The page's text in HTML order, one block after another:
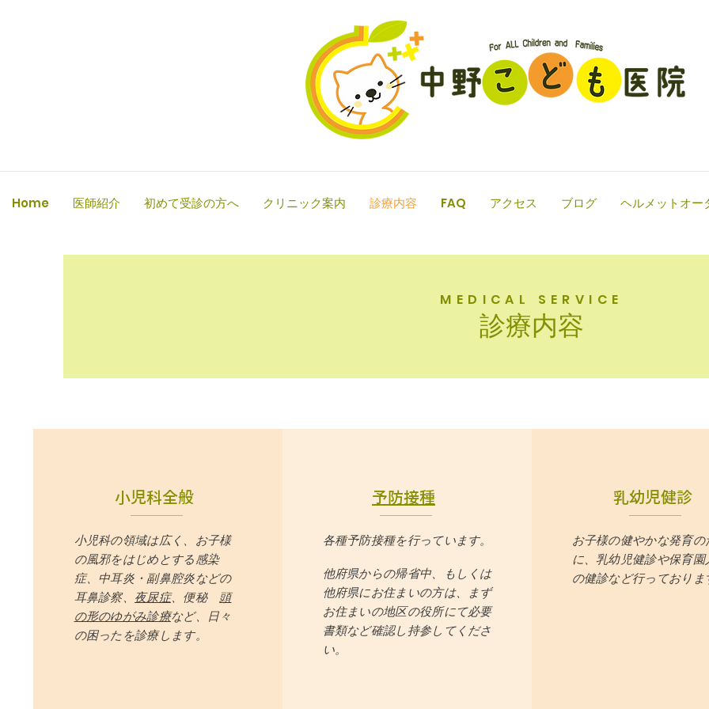
Home 医師紹介 初めて受診の方へ クリニック案内 診療内容 FAQ アクセス ブログ ヘルメットオー
MEDICAL SERVICE
​診療内容
小児科全般
小児科の領域は広く、お子様
の風邪をはじめとする感染
症、中耳炎・副鼻腔炎などの
耳鼻診察、 夜尿症、便秘頭
の形のゆがみ診療など、​日々
の困ったを診療します。
予防接種
各種予防接種を行っています。
他府県からの帰省中、もしくは
他府県にお住まいの方は、まず
お住まいの地区の役所にて必要
書類など確認し持参してくださ
い。
乳幼児健診
お子様の健やかな発育の
に、​乳幼児健診や保育園
の健診など行っておりま